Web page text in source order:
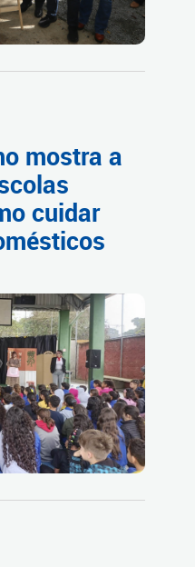
mostra a
cuidar